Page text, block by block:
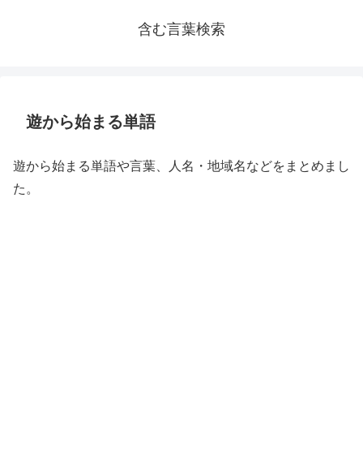
含む言葉検索
遊から始まる単語
遊から始まる単語や言葉、人名・地域名などをまとめまし
た。